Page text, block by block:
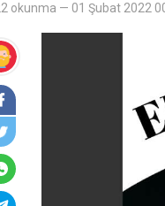
okunma — 01 Şubat 2022